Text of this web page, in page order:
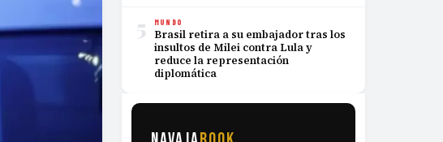
5 MUNDO
Brasil retira a su embajador tras los
insultos de Milei contra Lula y
reduce la representación
diplomática